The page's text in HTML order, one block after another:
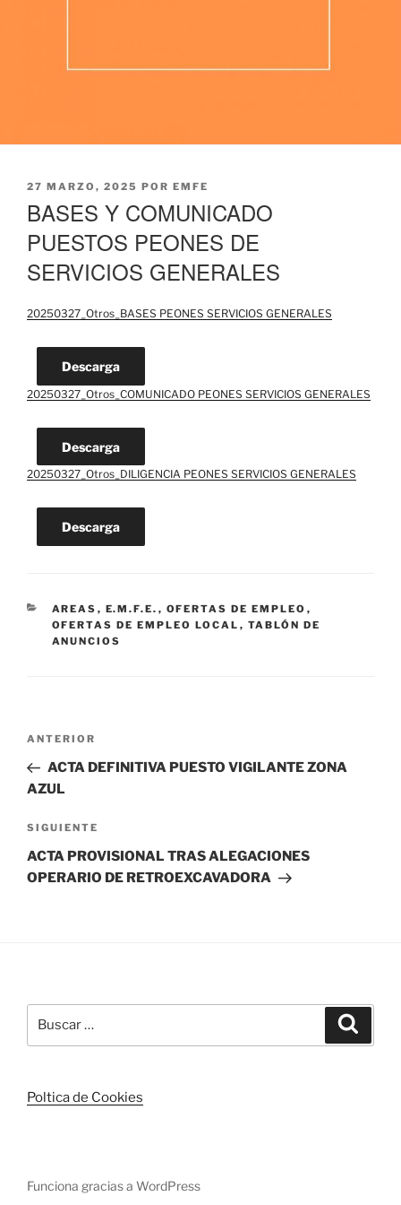
PUBLICADO
27 MARZO, 2025 POR EMFE
BASES Y COMUNICADO
PUESTOS PEONES DE
SERVICIOS GENERALES
20250327_Otros_BASES PEONES SERVICIOS GENERALES
Descarga
20250327_Otros_COMUNICADO PEONES SERVICIOS GENERALES
Descarga
20250327_Otros_DILIGENCIA PEONES SERVICIOS GENERALES
Descarga
CATEGORÍAS
AREAS , E.M.F.E. , OFERTAS DE EMPLEO ,
OFERTAS DE EMPLEO LOCAL , TABLÓN DE
ANUNCIOS
Navegación
entradas
Entrada
anterior:
ANTERIOR
ACTA DEFINITIVA PUESTO VIGILANTE ZONA
AZUL
Siguiente
entrada
SIGUIENTE
ACTA PROVISIONAL TRAS ALEGACIONES
OPERARIO DE RETROEXCAVADORA
por:
Poltica de Cookies
Funciona gracias a WordPress